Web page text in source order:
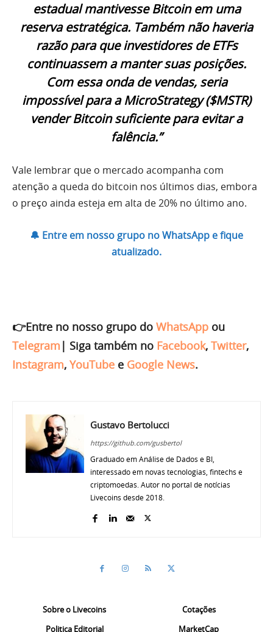
estadual mantivesse Bitcoin em uma
reserva estratégica. Também não haveria
razão para que investidores de ETFs
continuassem a manter suas posições.
Com essa onda de vendas, seria
impossível para a MicroStrategy ($MSTR)
vender Bitcoin suficiente para evitar a
falência.”
Vale lembrar que o mercado acompanha com
atenção a queda do bitcoin nos últimos dias, embora
o preço ainda esteja em alta de 20% no último ano.
🔔 Entre em nosso grupo no WhatsApp e fique
atualizado.
👉Entre no nosso grupo do WhatsApp ou
Telegram | Siga também no Facebook, Twitter,
Instagram, YouTube e Google News.
Gustavo Bertolucci
https://github.com/gusbertol
Graduado em Análise de Dados e BI,
interessado em novas tecnologias, fintechs e
criptomoedas. Autor no portal de notícias
Livecoins desde 2018.
Sobre o Livecoins
Politica Editorial
Cotações
MarketCap